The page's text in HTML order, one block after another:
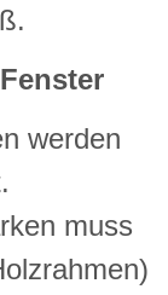
werden
muss